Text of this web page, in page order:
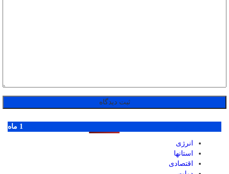
1 ماه
انرژی
استانها
اقتصادی